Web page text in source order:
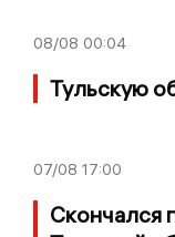
08/08 00:04
Тульскую
07/08 17:00
Скончался